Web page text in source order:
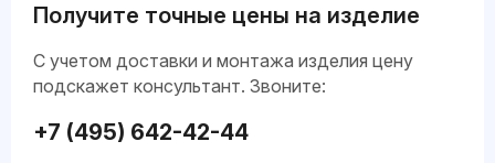
Получите точные цены на изделие
C учетом доставки и монтажа изделия цену
подскажет консультант. Звоните:
+7 (495) 642-42-44